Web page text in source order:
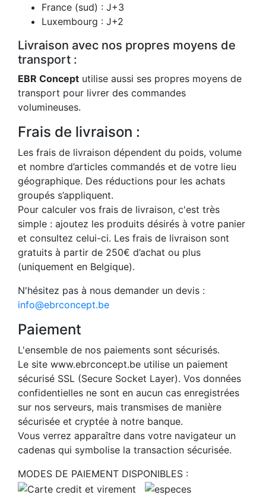
France (sud) : J+3
Luxembourg : J+2
Livraison avec nos propres moyens de
transport :
EBR Concept utilise aussi ses propres moyens de
transport pour livrer des commandes
volumineuses.
Frais de livraison :
Les frais de livraison dépendent du poids, volume
et nombre d’articles commandés et de votre lieu
géographique. Des réductions pour les achats
groupés s’appliquent.
Pour calculer vos frais de livraison, c'est très
simple : ajoutez les produits désirés à votre panier
et consultez celui-ci. Les frais de livraison sont
gratuits à partir de 250€ d’achat ou plus
(uniquement en Belgique).
N'hésitez pas à nous demander un devis :
info@ebrconcept.be
Paiement
L'ensemble de nos paiements sont sécurisés.
Le site www.ebrconcept.be utilise un paiement
sécurisé SSL (Secure Socket Layer). Vos données
confidentielles ne sont en aucun cas enregistrées
sur nos serveurs, mais transmises de manière
sécurisée et cryptée à notre banque.
Vous verrez apparaître dans votre navigateur un
cadenas qui symbolise la transaction sécurisée.
MODES DE PAIEMENT DISPONIBLES :